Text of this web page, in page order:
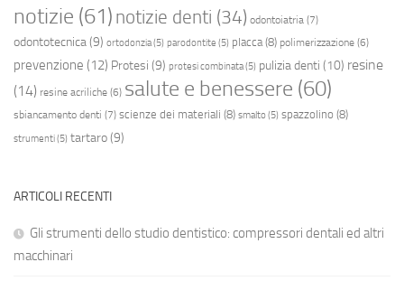
notizie (61) notizie denti (34) odontoiatria (7)
odontotecnica (9) ortodonzia(5) parodontite (5) placca(8) polimerizzazione (6)
prevenzione (12) Protesi (9) protesi combinata(5) pulizia denti (10) resine
(14) resine acriliche (6) salute e benessere (60)
sbiancamento denti (7) scienze dei materiali (8) smalto(5) spazzolino (8)
strumenti(5) tartaro(9)
ARTICOLI RECENTI
Gli strumenti dello studio dentistico: compressori dentali ed altri
macchinari